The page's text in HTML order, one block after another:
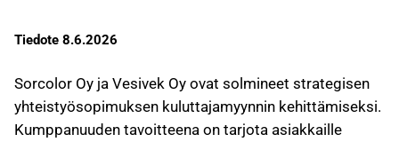
Tiedote 8.6.2026
Sorcolor Oy ja Vesivek Oy ovat solmineet strategisen
yhteistyösopimuksen kuluttajamyynnin kehittämiseksi.
Kumppanuuden tavoitteena on tarjota asiakkaille